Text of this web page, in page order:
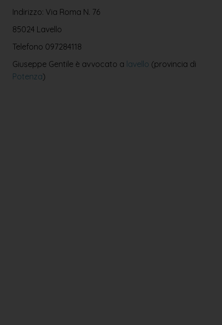
Indirizzo: Via Roma N. 76
85024 Lavello
Telefono 097284118
Giuseppe Gentile è avvocato a lavello (provincia di
Potenza)